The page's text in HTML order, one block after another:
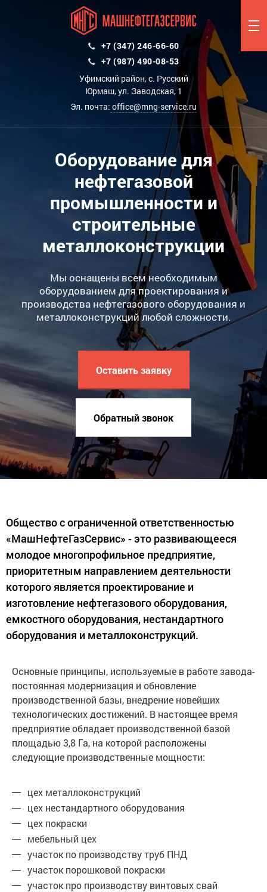
+7 (347) 246-66-60
+7 (987) 490-08-53
Уфимский район, с. Русский
Юрмаш, ул. Заводская, 1
Эл. почта: office@mng-service.ru
Оборудование для
нефтегазовой
промышленности и
строительные
металлоконструкции
Мы оснащены всем необходимым
оборудованием для проектирования и
производства нефтегазового оборудования и
металлоконструкций любой сложности.
Оставить заявку
Обратный звонок
Общество с ограниченной ответственностью
«МашНефтеГазСервис» - это развивающееся
молодое многопрофильное предприятие,
приоритетным направлением деятельности
которого является проектирование и
изготовление нефтегазового оборудования,
емкостного оборудования, нестандартного
оборудования и металлоконструкций.
Основные принципы, используемые в работе завода-
постоянная модернизация и обновление
производственной базы, внедрение новейших
технологических достижений. В настоящее время
предприятие обладает производственной базой
площадью 3,8 Га, на которой расположены
следующие производственные мощности:
цех металлоконструкций
цех нестандартного оборудования
цех покраски
мебельный цех
участок по производству труб ПНД
участок порошковой покраски
участок про производству винтовых свай